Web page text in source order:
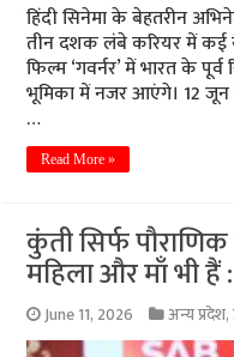
हिंदी सिनेमा के बेहतरीन
तीन दशक लंबे करियर में कई
फिल्म ‘गवर्नर’ में भारत के
भूमिका में नजर आएंगे। 12 जून
…
Read More »
कुंती सिर्फ
महिला और माँ भी हैं
June 11, 2026 अन्य प्रदेश,